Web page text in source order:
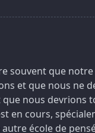
souvent que
et que nous ne
que nous
en cours,
école de